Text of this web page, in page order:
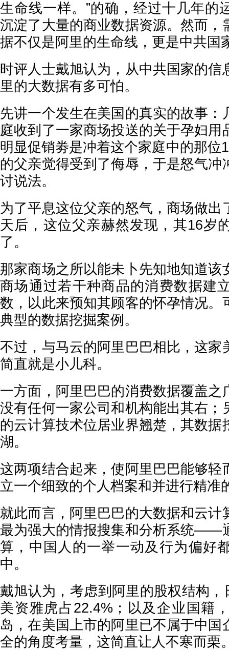
生命线一样。”的确，经过十几年的
沉淀了大量的商业数据资源。然而，
据不仅是阿里的生命线，更是中共国
时评人士戴旭认为，从中共国家的信
里的大数据有多可怕。
先讲一个发生在美国的真实的故事：
庭收到了一家商场投送的关于孕妇用
明显促销劵是冲着这个家庭中的那位
的父亲觉得受到了侮辱，于是怒气冲
讨说法。
为了平息这位父亲的怒气，商场做出
天后，这位父亲赫然发现，其16岁
了。
那家商场之所以能未卜先知地知道该
商场通过若干种商品的消费数据建
数，以此来预知其顾客的怀孕情况。
典型的数据挖掘案例。
不过，与马云的阿里巴巴相比，这家
简直就是小儿科。
一方面，阿里巴巴的消费数据覆盖之
没有任何一家公司和机构能出其右；
的云计算技术位居业界翘楚，其数据
湖。
这两项结合起来，使阿里巴巴能够轻
立一个细致的个人档案和并进行精准
就此而言，阿里巴巴的大数据和云计
最为强大的情报搜集和分析系统——
算，中国人的一举一动及行为偏好
中。
戴旭认为，考虑到阿里的股权结构
美资雅虎占22.4%；以及企业国籍
岛，在美国上市的阿里已不属于中国
全的角度考量，这简直让人不寒而栗